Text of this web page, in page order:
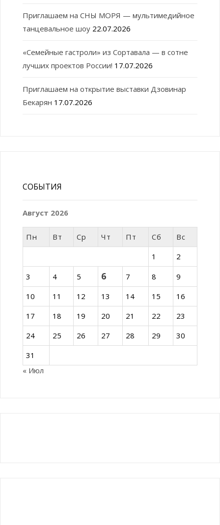
Приглашаем на СНЫ МОРЯ — мультимедийное
танцевальное шоу 22.07.2026
«Семейные гастроли» из Сортавала — в сотне
лучших проектов России! 17.07.2026
Приглашаем на открытие выставки Дзовинар
Бекарян 17.07.2026
СОБЫТИЯ
Август 2026
Пн Вт Ср Чт Пт Сб
Вс
1
2
3 4 5 6 7 8
9
10
11 12 13 14 15
16
17
18 19 20 21 22
23
24
25 26 27 28 29
30
31
« Июл